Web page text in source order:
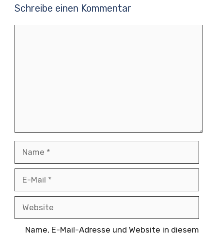
Schreibe einen Kommentar
Name, E-Mail-Adresse und Website in diesem